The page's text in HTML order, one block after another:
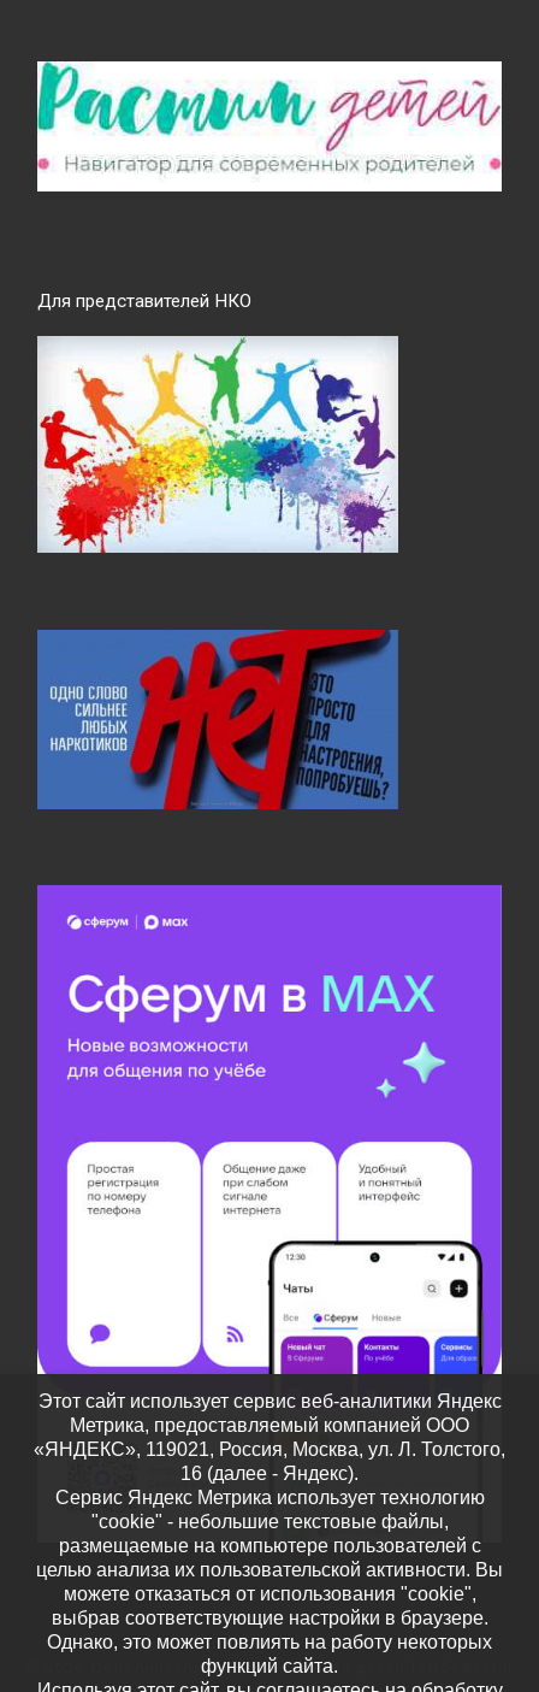
Для представителей НКО
Дополнительное образование детей Тамбовской
Этот сайт использует сервис веб-аналитики Яндекс
Метрика, предоставляемый компанией ООО
«ЯНДЕКС», 119021, Россия, Москва, ул. Л. Толстого,
16 (далее - Яндекс).
Сервис Яндекс Метрика использует технологию
"cookie" - небольшие текстовые файлы,
размещаемые на компьютере пользователей с
целью анализа их пользовательской активности. Вы
можете отказаться от использования "cookie",
выбрав соответствующие настройки в браузере.
Однако, это может повлиять на работу некоторых
функций сайта.